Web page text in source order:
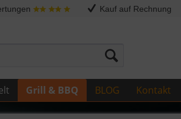
Kauf auf Rechnung
Grill & BBQ BLOG Kontakt